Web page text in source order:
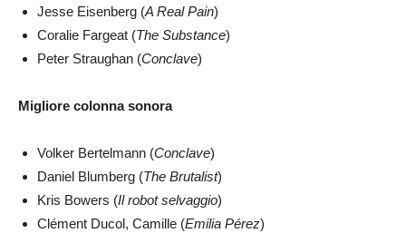
Jesse Eisenberg (A Real Pain)
Coralie Fargeat (The Substance)
Peter Straughan (Conclave)
Migliore colonna sonora
Volker Bertelmann (Conclave)
Daniel Blumberg (The Brutalist)
Kris Bowers (Il robot selvaggio)
Clément Ducol, Camille (Emilia Pérez)